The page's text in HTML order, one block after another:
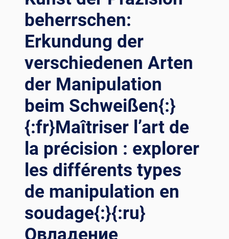
beherrschen:
Erkundung der
verschiedenen Arten
der Manipulation
beim Schweißen{:}
{:fr}Maîtriser l’art de
la précision : explorer
les différents types
de manipulation en
soudage{:}{:ru}
Овладение